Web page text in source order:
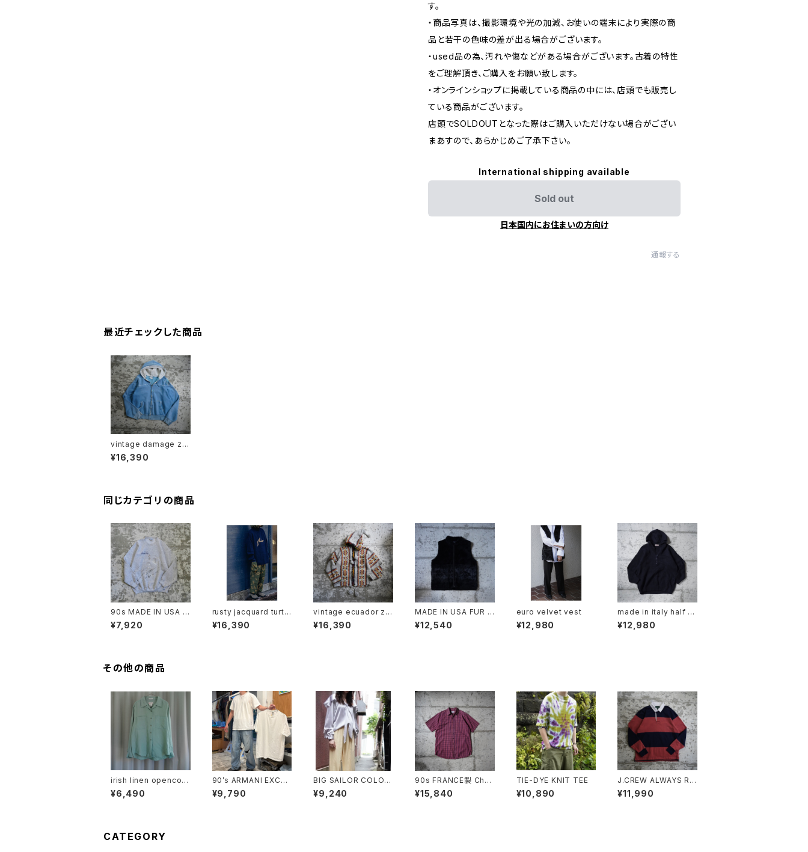
す。
・商品写真は、撮影環境や光の加減、お使いの端末により実際の商
品と若干の色味の差が出る場合がございます。
・used品の為、汚れや傷などがある場合がございます。古着の特性
をご理解頂き、ご購入をお願い致します。
・オンラインショップに掲載している商品の中には、店頭でも販売し
ている商品がございます。
店頭でSOLDOUTとなった際はご購入いただけない場合がござい
まあすので、あらかじめご了承下さい。
International shipping available
Sold out
日本国内にお住まいの方向け
通報する
最近チェックした商品
vintage damage zip
hoodie
¥16,390
同じカテゴリの商品
90s MADE IN USA /
PAINTED SWEAT
¥7,920
rusty jacquard turtl
eneck
¥16,390
vintage ecuador zip
knitwear
¥16,390
MADE IN USA FUR V
EST
¥12,540
euro velvet vest
¥12,980
made in italy half zi
p knit hoodie
¥12,980
その他の商品
irish linen opencoll
ar shirt "mint"
¥6,490
90’s ARMANI EXCHA
NGE Plain T-shirt
¥9,790
BIG SAILOR COLOR
BLOUSE
¥9,240
90s FRANCE製 Chris
tian Dior Checkered
S/S Shirt
¥15,840
TIE-DYE KNIT TEE
¥10,890
J.CREW ALWAYS RU
GBY SHIRT "PINK"
¥11,990
CATEGORY